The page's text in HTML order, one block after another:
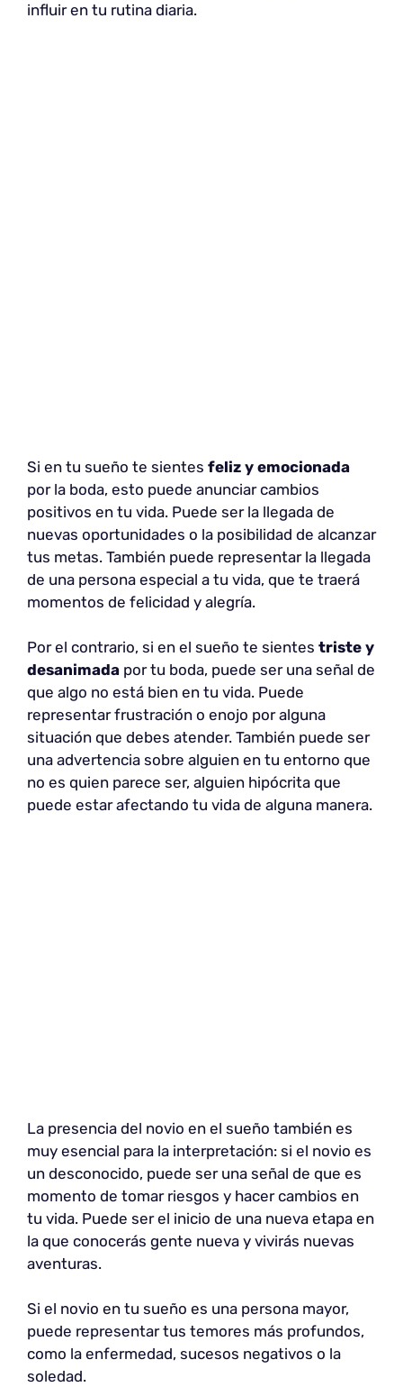
influir en tu rutina diaria.
Si en tu sueño te sientes feliz y emocionada
por la boda, esto puede anunciar cambios
positivos en tu vida. Puede ser la llegada de
nuevas oportunidades o la posibilidad de alcanzar
tus metas. También puede representar la llegada
de una persona especial a tu vida, que te traerá
momentos de felicidad y alegría.
Por el contrario, si en el sueño te sientes triste y
desanimada por tu boda, puede ser una señal de
que algo no está bien en tu vida. Puede
representar frustración o enojo por alguna
situación que debes atender. También puede ser
una advertencia sobre alguien en tu entorno que
no es quien parece ser, alguien hipócrita que
puede estar afectando tu vida de alguna manera.
La presencia del novio en el sueño también es
muy esencial para la interpretación: si el novio es
un desconocido, puede ser una señal de que es
momento de tomar riesgos y hacer cambios en
tu vida. Puede ser el inicio de una nueva etapa en
la que conocerás gente nueva y vivirás nuevas
aventuras.
Si el novio en tu sueño es una persona mayor,
puede representar tus temores más profundos,
como la enfermedad, sucesos negativos o la
soledad.